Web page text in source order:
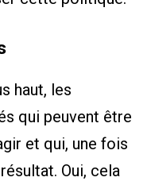
haut, les
qui peuvent être
et qui, une fois
Oui, cela